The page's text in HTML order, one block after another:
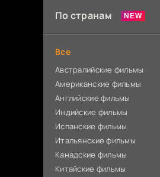
По странам
Все
Австралийские фильмы
Американские фильмы
Английские фильмы
Индийские фильмы
Испанские фильмы
Итальянские фильмы
Канадские фильмы
Китайские фильмы